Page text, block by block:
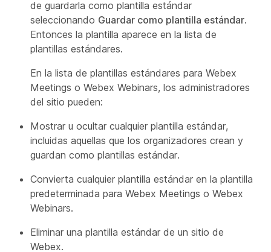
de guardarla como plantilla estándar
seleccionando Guardar como plantilla estándar.
Entonces la plantilla aparece en la lista de
plantillas estándares.
En la lista de plantillas estándares para Webex
Meetings o Webex Webinars, los administradores
del sitio pueden:
Mostrar u ocultar cualquier plantilla estándar,
incluidas aquellas que los organizadores crean y
guardan como plantillas estándar.
Convierta cualquier plantilla estándar en la plantilla
predeterminada para Webex Meetings o Webex
Webinars.
Eliminar una plantilla estándar de un sitio de
Webex.